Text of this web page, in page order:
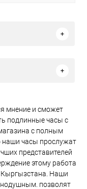
мнение и сможет
подлинные часы с
с полным
наши часы прослужат
представителей
этому работа
Кыргызстана. Наши
позволят